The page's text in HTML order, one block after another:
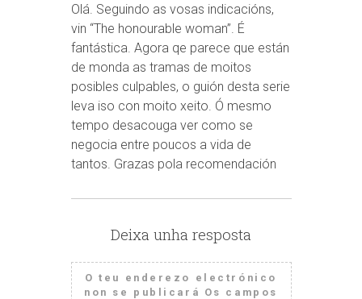
Olá. Seguindo as vosas indicacións,
vin “The honourable woman”. É
fantástica. Agora qe parece que están
de monda as tramas de moitos
posibles culpables, o guión desta serie
leva iso con moito xeito. Ó mesmo
tempo desacouga ver como se
negocia entre poucos a vida de
tantos. Grazas pola recomendación
Deixa unha resposta
O teu enderezo electrónico
non se publicará Os campos